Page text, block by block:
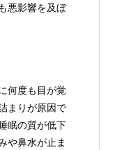
悪影響を及ぼ
何度も目が覚
まりが原因で
眠の質が低下
や鼻水が止ま